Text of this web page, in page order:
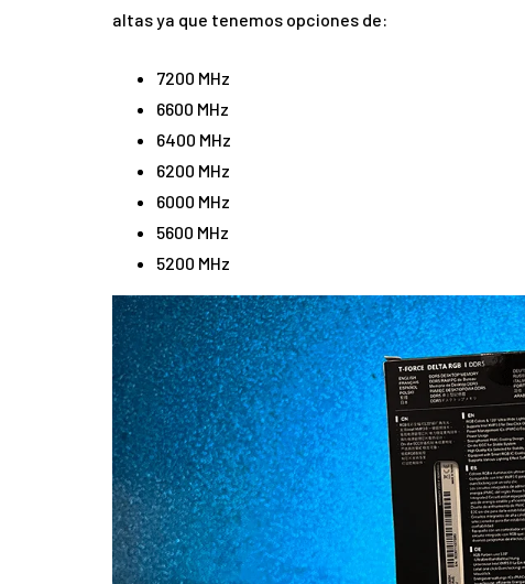
altas ya que tenemos opciones de:
7200 MHz
6600 MHz
6400 MHz
6200 MHz
6000 MHz
5600 MHz
5200 MHz